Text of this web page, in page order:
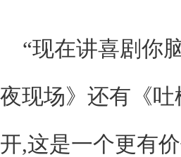
“现在讲喜剧你
夜现场》还有《
开,这是一个更有